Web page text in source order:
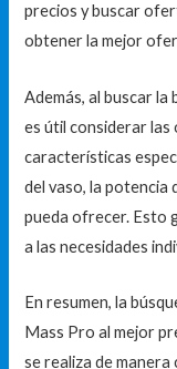
precios y buscar
obtener la mejor
Además, al buscar
es útil considerar las
características
del vaso, la potencia
pueda ofrecer. Esto
a las necesidades
En resumen, la
Mass Pro al mejor
se realiza de